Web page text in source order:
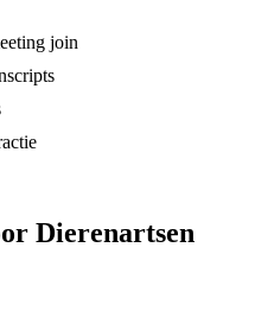
join
Dierenartsen